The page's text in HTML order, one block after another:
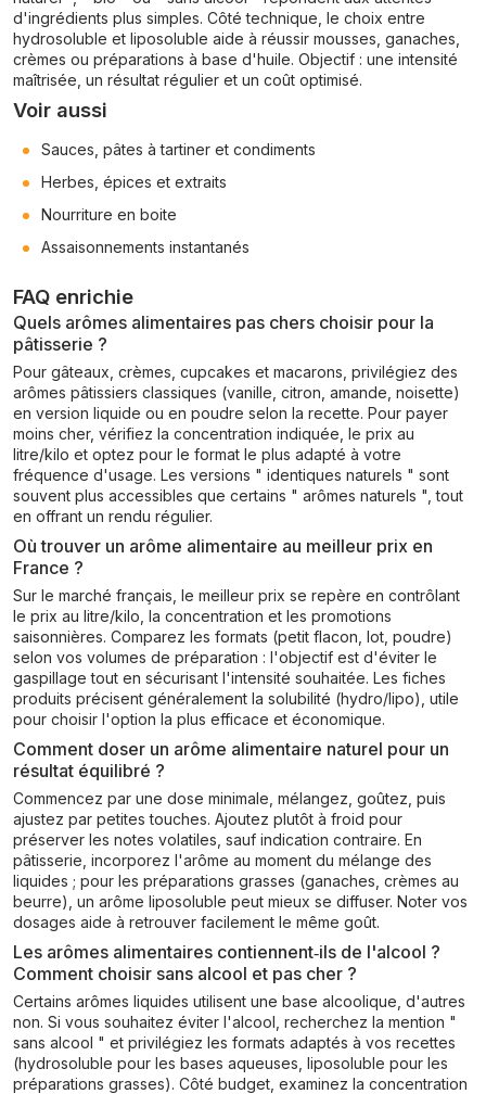
d'ingrédients plus simples. Côté technique, le choix entre
hydrosoluble et liposoluble aide à réussir mousses, ganaches,
crèmes ou préparations à base d'huile. Objectif : une intensité
maîtrisée, un résultat régulier et un coût optimisé.
Voir aussi
Sauces, pâtes à tartiner et condiments
Herbes, épices et extraits
Nourriture en boite
Assaisonnements instantanés
FAQ enrichie
Quels arômes alimentaires pas chers choisir pour la
pâtisserie ?
Pour gâteaux, crèmes, cupcakes et macarons, privilégiez des
arômes pâtissiers classiques (vanille, citron, amande, noisette)
en version liquide ou en poudre selon la recette. Pour payer
moins cher, vérifiez la concentration indiquée, le prix au
litre/kilo et optez pour le format le plus adapté à votre
fréquence d'usage. Les versions " identiques naturels " sont
souvent plus accessibles que certains " arômes naturels ", tout
en offrant un rendu régulier.
Où trouver un arôme alimentaire au meilleur prix en
France ?
Sur le marché français, le meilleur prix se repère en contrôlant
le prix au litre/kilo, la concentration et les promotions
saisonnières. Comparez les formats (petit flacon, lot, poudre)
selon vos volumes de préparation : l'objectif est d'éviter le
gaspillage tout en sécurisant l'intensité souhaitée. Les fiches
produits précisent généralement la solubilité (hydro/lipo), utile
pour choisir l'option la plus efficace et économique.
Comment doser un arôme alimentaire naturel pour un
résultat équilibré ?
Commencez par une dose minimale, mélangez, goûtez, puis
ajustez par petites touches. Ajoutez plutôt à froid pour
préserver les notes volatiles, sauf indication contraire. En
pâtisserie, incorporez l'arôme au moment du mélange des
liquides ; pour les préparations grasses (ganaches, crèmes au
beurre), un arôme liposoluble peut mieux se diffuser. Noter vos
dosages aide à retrouver facilement le même goût.
Les arômes alimentaires contiennent‑ils de l'alcool ?
Comment choisir sans alcool et pas cher ?
Certains arômes liquides utilisent une base alcoolique, d'autres
non. Si vous souhaitez éviter l'alcool, recherchez la mention "
sans alcool " et privilégiez les formats adaptés à vos recettes
(hydrosoluble pour les bases aqueuses, liposoluble pour les
préparations grasses). Côté budget, examinez la concentration